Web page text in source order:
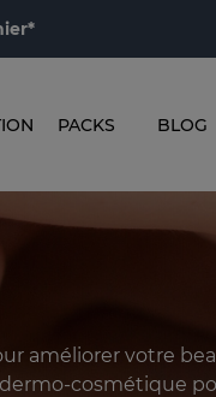
PACKS BLOG
améliorer votre
cosmétique